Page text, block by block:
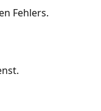
Fehlers.